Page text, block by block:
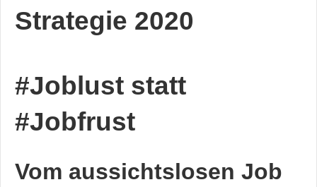
Strategie 2020
#Joblust statt
#Jobfrust
Vom aussichtslosen Job